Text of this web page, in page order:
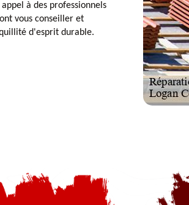
à des professionnels
vous conseiller et
d'esprit durable.